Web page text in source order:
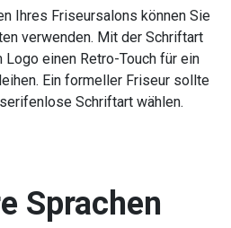
Ihres Friseursalons können Sie
verwenden. Mit der Schriftart
einen Retro-Touch für ein
Ein formeller Friseur sollte
Schriftart wählen.
Sprachen